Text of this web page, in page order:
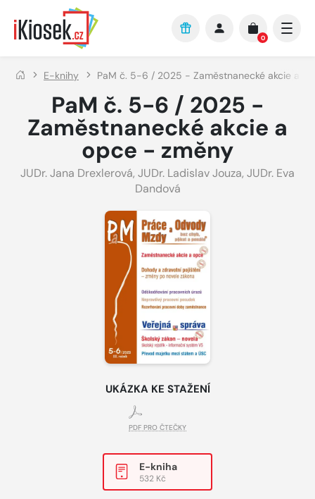
Přejít na hlavní obsah
0
E-knihy PaM č. 5-6 / 2025 - Zaměstnanecké akcie a
PaM č. 5-6 / 2025 -
Zaměstnanecké akcie a
opce - změny
JUDr. Jana Drexlerová, JUDr. Ladislav Jouza, JUDr. Eva
Dandová
UKÁZKA KE STAŽENÍ
PDF PRO ČTEČKY
E-kniha
532 Kč